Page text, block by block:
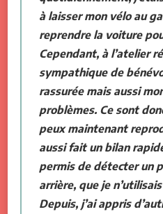
à laisser mon vélo au
reprendre la voiture
Cependant, à l’atelier
sympathique de
rassurée mais aussi
problèmes. Ce sont
peux maintenant
aussi fait un bilan
permis de détecter un
arrière, que je
Depuis, j’ai appris